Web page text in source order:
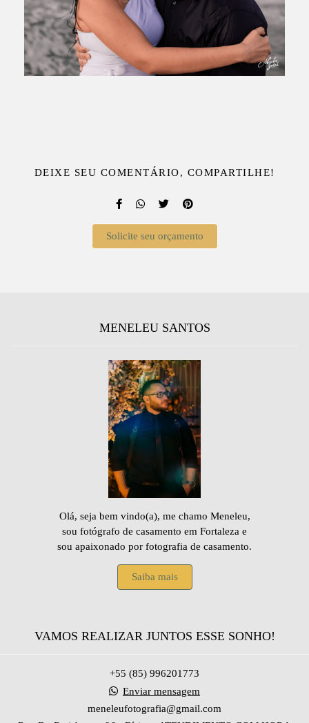
DEIXE SEU COMENTÁRIO, COMPARTILHE!
Solicite seu orçamento
MENELEU SANTOS
Olá, seja bem vindo(a), me chamo Meneleu,
sou fotógrafo de casamento em Fortaleza e
sou apaixonado por fotografia de casamento.
Saiba mais
VAMOS REALIZAR JUNTOS ESSE SONHO!
+55 (85) 996201773
Enviar mensagem
meneleufotografia@gmail.com